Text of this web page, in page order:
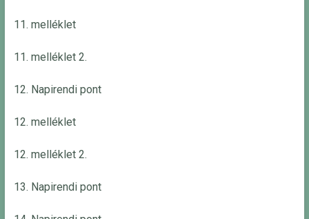
11. melléklet
11. melléklet 2.
12. Napirendi pont
12. melléklet
12. melléklet 2.
13. Napirendi pont